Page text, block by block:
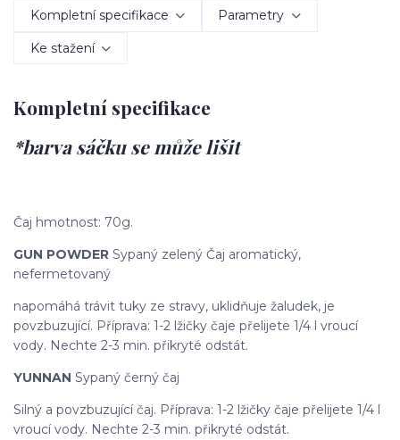
Kompletní specifikace Parametry
Ke stažení
Kompletní specifikace
*barva sáčku se může lišit
Čaj hmotnost: 70g.
GUN POWDER Sypaný zelený Čaj aromatický,
nefermetovaný
napomáhá trávit tuky ze stravy, uklidňuje žaludek, je
povzbuzující. Příprava: 1-2 lžičky čaje přelijete 1/4 l vroucí
vody. Nechte 2-3 min. přikryté odstát.
YUNNAN Sypaný černý čaj
Silný a povzbuzující čaj. Příprava: 1-2 lžičky čaje přelijete 1/4 l
vroucí vody. Nechte 2-3 min. přikryté odstát.